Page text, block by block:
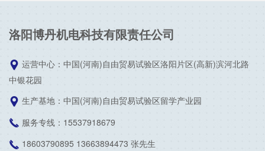
洛阳博丹机电科技有限责任公司
 运营中心：中国(河南)自由贸易试验区洛阳片区(高新)滨河北路
中银花园
 生产基地：中国(河南)自由贸易试验区留学产业园
 服务专线：15537918679
 18603790895 13663894473 张先生